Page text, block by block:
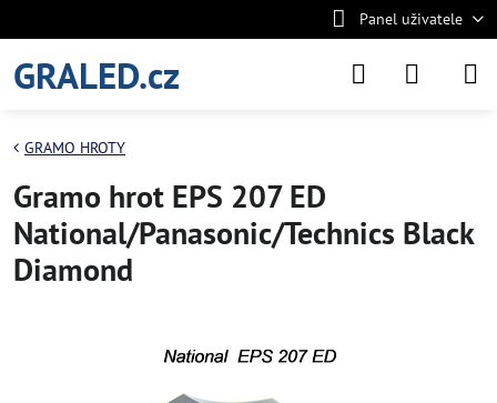
Panel uživatele
GRALED.cz
GRAMO HROTY
Gramo hrot EPS 207 ED
National/Panasonic/Technics Black
Diamond